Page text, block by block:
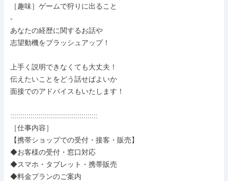
［趣味］ゲームで狩りに出ること
-
あなたの経歴に関するお話や
志望動機をブラッシュアップ！
上手く説明できなくても大丈夫！
伝えたいことをどう話せばよいか
面接でのアドバイスもいたします！
:::::::::::::::::::::::::::::::::::::::::::
［仕事内容］
【携帯ショップでの受付・接客・販売】
◆お客様の受付・窓口対応
◆スマホ・タブレット・携帯販売
◆料金プランのご案内